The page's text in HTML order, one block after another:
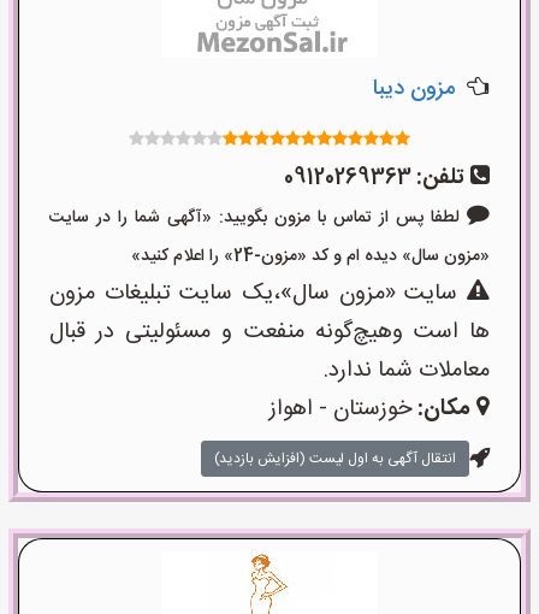
مزون دیبا
تلفن:09120269363
لطفا پس از تماس با مزون بگویید: «آگهی شما را در سایت
«مزون سال» دیده ام و کد «مزون-24» را اعلام کنید»
سایت «مزون سال»،یک سایت تبلیغات مزون
ها است وهیچ‌گونه منفعت و مسئولیتی در قبال
معاملات شما ندارد.
مکان:خوزستان - اهواز
انتقال آگهی به اول لیست (افزایش بازدید)